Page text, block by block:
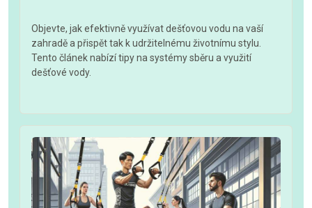
Objevte, jak efektivně využívat dešťovou vodu na vaší
zahradě a přispět tak k udržitelnému životnímu stylu.
Tento článek nabízí tipy na systémy sběru a využití
dešťové vody.